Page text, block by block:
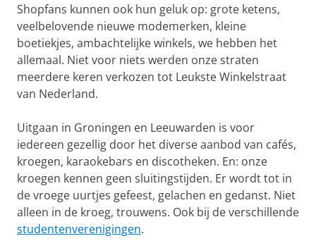
Shopfans kunnen ook hun geluk op: grote ketens,
veelbelovende nieuwe modemerken, kleine
boetiekjes, ambachtelijke winkels, we hebben het
allemaal. Niet voor niets werden onze straten
meerdere keren verkozen tot Leukste Winkelstraat
van Nederland.
Uitgaan in Groningen en Leeuwarden is voor
iedereen gezellig door het diverse aanbod van cafés,
kroegen, karaokebars en discotheken. En: onze
kroegen kennen geen sluitingstijden. Er wordt tot in
de vroege uurtjes gefeest, gelachen en gedanst. Niet
alleen in de kroeg, trouwens. Ook bij de verschillende
studentenverenigingen.